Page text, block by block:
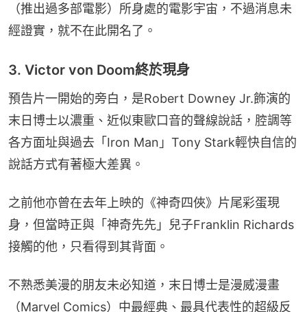
（推出過多部電影）所身處的電影宇宙，不過消息未
經證實，就不在此開名了。
3. Victor von Doom終於現身
預告片一開始的旁白，是Robert Downey Jr.飾演的
末日博士以濃重、近似東歐口音的聲線說話，腔調等
各方面址與過去「Iron Man」Tony Stark輕快自信的
說話方式有著極大差異。
之前他亦曾在去年上映的《神奇四俠》片尾彩蛋現
身，但當時正與「神奇先先」兒子Franklin Richards
接觸的他，只看得到其背面。
不熟悉美漫的朋友未必知道，末日博士是漫威漫畫
（Marvel Comics）中最經典、最具代表性的超級反